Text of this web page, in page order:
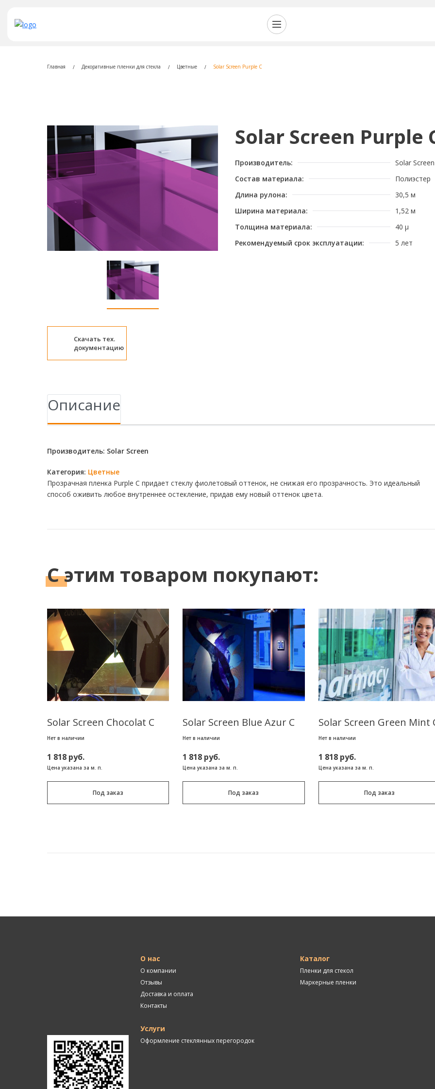
Главная Декоративные пленки для стекла Цветные Solar Screen Purple C
Скачать тех.
документацию
Solar Screen Purple
Производитель:
Solar Screen
Состав материала:
Полиэстер
Длина рулона:
30,5 м
Ширина материала:
1,52 м
Толщина материала:
40 μ
Рекомендуемый срок эксплуатации:
5 лет
Описание
Производитель: Solar Screen
Категория: Цветные
Прозрачная пленка Purple C придает стеклу фиолетовый оттенок, не снижая его прозрачность. Это идеальный
способ оживить любое внутреннее остекление, придав ему новый оттенок цвета.
С этим товаром покупают:
Solar Screen Chocolat C
Нет в наличии
1 818 руб.
Цена указана за м. п.
Под заказ
Solar Screen Blue Azur C
Нет в наличии
1 818 руб.
Цена указана за м. п.
Под заказ
Solar Screen Green Mint
Нет в наличии
1 818 руб.
Цена указана за м. п.
Под заказ
О нас
О компании
Отзывы
Доставка и оплата
Контакты
Услуги
Оформление стеклянных перегородок
Каталог
Пленки для стекол
Маркерные пленки